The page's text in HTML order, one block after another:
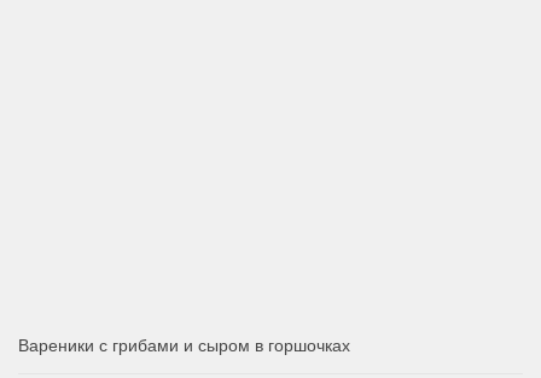
Вареники с грибами и сыром в горшочках